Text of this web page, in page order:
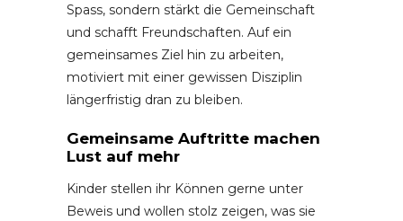
Spass, sondern stärkt die Gemeinschaft
und schafft Freundschaften. Auf ein
gemeinsames Ziel hin zu arbeiten,
motiviert mit einer gewissen Disziplin
längerfristig dran zu bleiben.
Gemeinsame Auftritte machen
Lust auf mehr
Kinder stellen ihr Können gerne unter
Beweis und wollen stolz zeigen, was sie